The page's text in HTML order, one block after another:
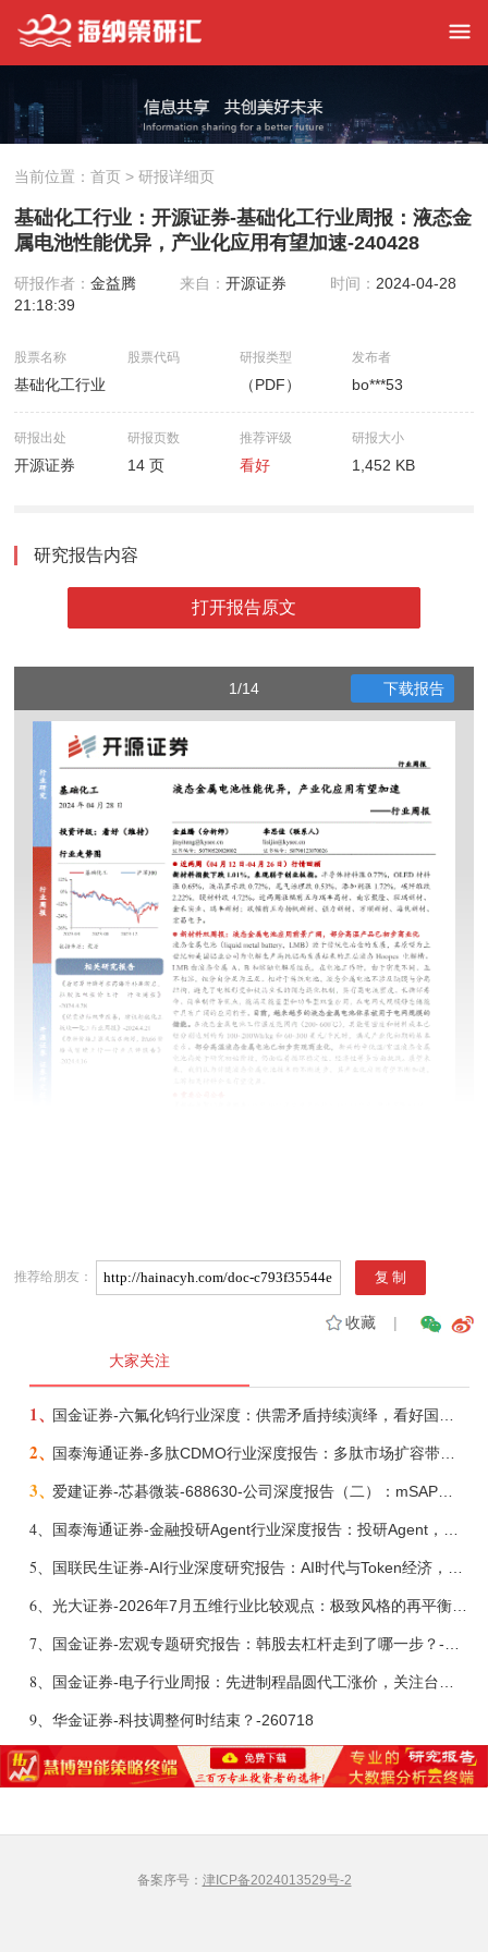
当前位置：首页 > 研报详细页
基础化工行业：开源证券-基础化工行业周报：液态金
属电池性能优异，产业化应用有望加速-240428
研报作者：金益腾 来自：开源证券 时间： 2024-04-28
21:18:39
股票名称
基础化工行业
股票代码 研报类型
（PDF）
发布者
bo***53
研报出处
开源证券
研报页数
14 页
推荐评级
看好
研报大小
1,452 KB
研究报告内容
打开报告原文
1/14 下载报告
推荐给朋友：
收藏|
大家关注
1、
2、 国泰海通证券-多肽CDMO行业深度报告：多肽市场扩容带动CDMO产能扩建-260727
3、 爱建证券-芯碁微装-688630-公司深度报告（二）：mSAP带动LDI量价齐升，大尺寸封装打开成长空间-260722
4、
5、
6、 光大证券-2026年7月五维行业比较观点：极致风格的再平衡-260709
7、
8、
9、 华金证券-科技调整何时结束？-260718
备案序号： 津ICP备2024013529号-2